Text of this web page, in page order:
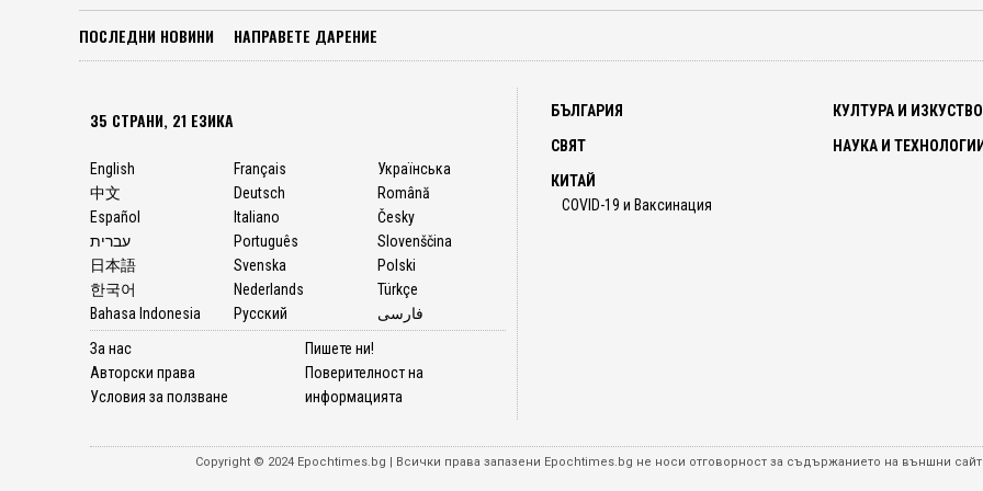
ПОСЛЕДНИ НОВИНИ НАПРАВЕТЕ ДАРЕНИЕ
35 СТРАНИ, 21 ЕЗИКА
English
中文
Español
עברית
日本語
한국어
Bahasa Indonesia
Français
Deutsch
Italiano
Português
Svenska
Nederlands
Русский
Українська
Română
Česky
Slovenščina
Polski
Türkçe
فارسی
За нас
Авторски права
Условия за ползване
Пишете ни!
Поверителност на
информацията
БЪЛГАРИЯ
СВЯТ
КИТАЙ
COVID-19 и Ваксинация
КУЛТУРА И ИЗКУСТВО
НАУКА И ТЕХНОЛОГИИ
Copyright © 2024 Epochtimes.bg | Всички права запазени Epochtimes.bg не носи отговорност за съдържанието на външни